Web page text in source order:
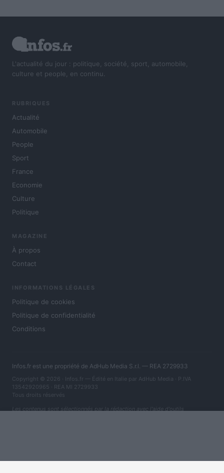
L'actualité du jour : politique, société, sport, automobile,
culture et people, en continu.
RUBRIQUES
Actualité
Automobile
People
Sport
France
Economie
Culture
Politique
MAGAZINE
À propos
Contact
INFORMATIONS LÉGALES
Politique de cookies
Politique de confidentialité
Conditions
Infos.fr est une propriété de AdHub Media S.r.l. — REA 2729933
Copyright © 2026 · Infos.fr — Édité en Italie par AdHub Media · P.IVA
13542920965 · REA MI 2729933
Tous droits réservés
Les contenus sont sélectionnés par la rédaction avec l'aide d'outils